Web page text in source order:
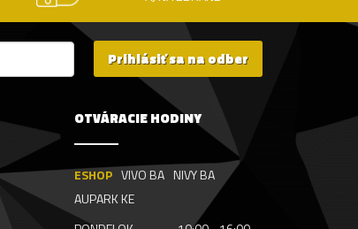
Prihlásiť sa na odber
OTVÁRACIE HODINY
ESHOP VIVO BA NIVY BA
AUPARK KE